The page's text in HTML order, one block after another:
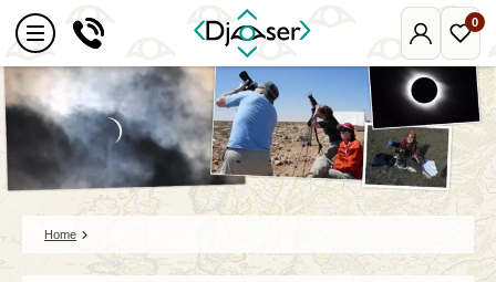
Mijn
Djoser
0
Home